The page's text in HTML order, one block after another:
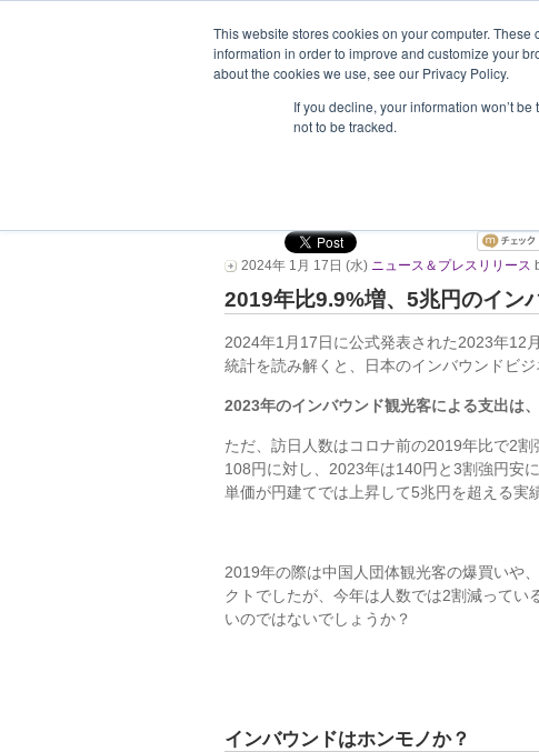
This website stores cookies on your computer.
information in order to improve and customize your
about the cookies we use, see our Privacy Policy.
If you decline, your information won’t
not to be tracked.
企業情報 支援企業一覧
2024年 1月 17日 (水) ニュース＆プレスリリース
2019年比9.9%増、5兆円のイン
2024年1月17日に公式発表された2023年12
統計を読み解くと、日本のインバウンドビ
2023年のインバウンド観光客による支出は
ただ、訪日人数はコロナ前の2019年比で2
108円に対し、2023年は140円と3割強円安
単価が円建てでは上昇して5兆円を超える実
2019年の際は中国人団体観光客の爆買いや
クトでしたが、今年は人数では2割減ってい
いのではないでしょうか？
インバウンドはホンモノか？